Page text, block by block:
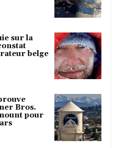
sur la
belge
Bros.
pour